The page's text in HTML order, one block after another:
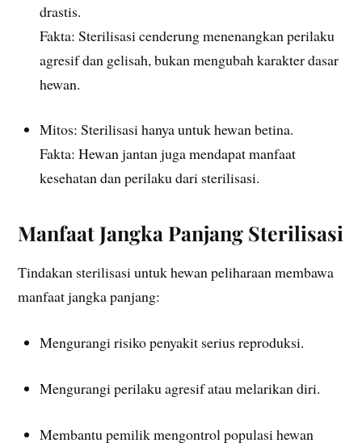
drastis.
Fakta: Sterilisasi cenderung menenangkan perilaku
agresif dan gelisah, bukan mengubah karakter dasar
hewan.
Mitos: Sterilisasi hanya untuk hewan betina.
Fakta: Hewan jantan juga mendapat manfaat
kesehatan dan perilaku dari sterilisasi.
Manfaat Jangka Panjang Sterilisasi
Tindakan sterilisasi untuk hewan peliharaan membawa
manfaat jangka panjang:
Mengurangi risiko penyakit serius reproduksi.
Mengurangi perilaku agresif atau melarikan diri.
Membantu pemilik mengontrol populasi hewan